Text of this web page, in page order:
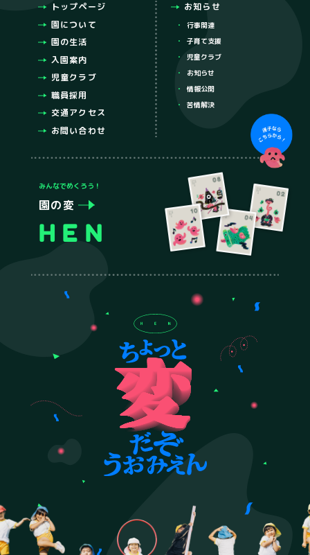
トップページ
園について
園の生活
入園案内
児童クラブ
職員採用
交通アクセス
お問い合わせ
お知らせ
行事関連
子育て支援
児童クラブ
お知らせ
情報公開
苦情解決
みんなでめくろう！
園の変
HEN